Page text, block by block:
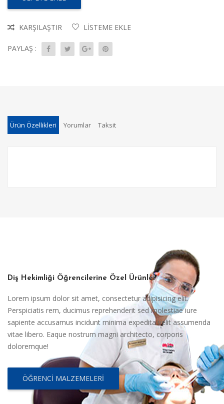
KARŞILAŞTIR LISTEME EKLE
PAYLAŞ :
Ürün Özellikleri Yorumlar Taksit
Diş Hekimliği Öğrencilerine Özel Ürünler
Lorem ipsum dolor sit amet, consectetur adipisicing elit.
Perspiciatis rem, ducimus reprehenderit sed molestiae iure
sapiente accusamus incidunt minima expedita velit assumenda
vitae libero. Eaque nostrum magni architecto, corporis
doloremque!
ÖĞRENCI MALZEMELERI